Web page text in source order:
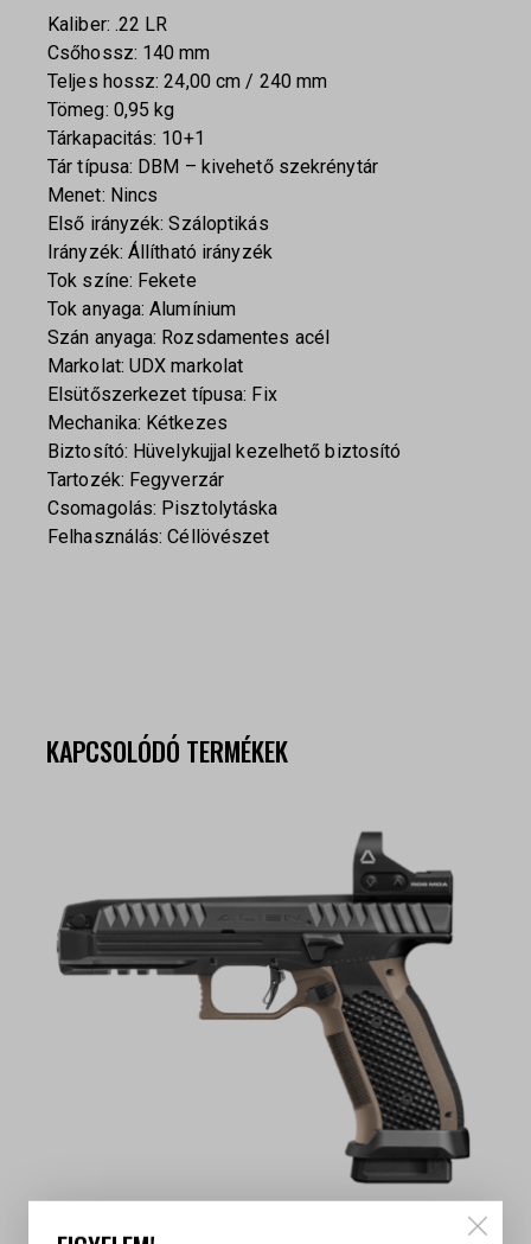
Kaliber: .22 LR
Csőhossz: 140 mm
Teljes hossz: 24,00 cm / 240 mm
Tömeg: 0,95 kg
Tárkapacitás: 10+1
Tár típusa: DBM – kivehető szekrénytár
Menet: Nincs
Első irányzék: Száloptikás
Irányzék: Állítható irányzék
Tok színe: Fekete
Tok anyaga: Alumínium
Szán anyaga: Rozsdamentes acél
Markolat: UDX markolat
Elsütőszerkezet típusa: Fix
Mechanika: Kétkezes
Biztosító: Hüvelykujjal kezelhető biztosító
Tartozék: Fegyverzár
Csomagolás: Pisztolytáska
Felhasználás: Céllövészet
KAPCSOLÓDÓ TERMÉKEK